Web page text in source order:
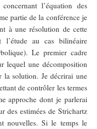
l’équation des
partie de la conférence je
à une résolution de cette
l’étude au cas bilinéaire
Le premier cadre
lequel une décomposition
la solution. Je décrirai une
de contrôler les termes
approche dont je parlerai
des estimées de Strichartz
nouvelles. Si le temps le